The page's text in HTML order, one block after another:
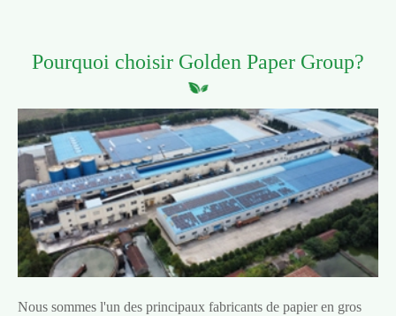
Pourquoi choisir Golden Paper Group?
Nous sommes l'un des principaux fabricants de papier en gros